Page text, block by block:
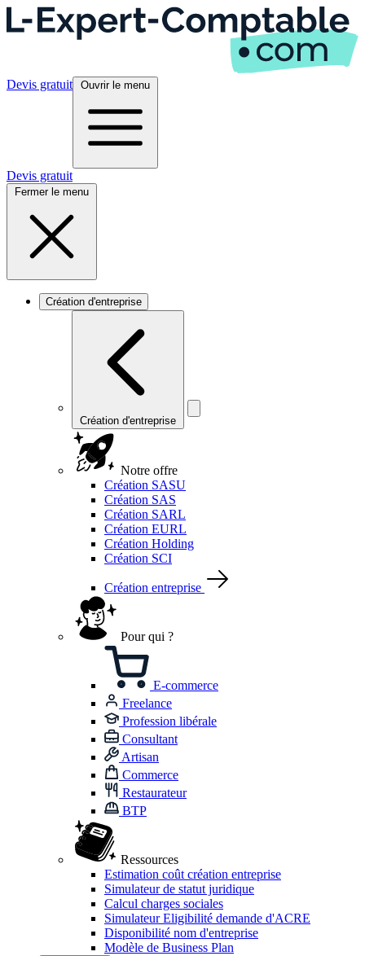
Devis gratuit Ouvrir le menu
Devis gratuit
Fermer le menu
Création d'entreprise
Création d'entreprise
Notre offre
Création SASU
Création SAS
Création SARL
Création EURL
Création Holding
Création SCI
Création entreprise
Pour qui ?
E-commerce
Freelance
Profession libérale
Consultant
Artisan
Commerce
Restaurateur
BTP
Ressources
Estimation coût création entreprise
Simulateur de statut juridique
Calcul charges sociales
Simulateur Eligibilité demande d'ACRE
Disponibilité nom d'entreprise
Modèle de Business Plan